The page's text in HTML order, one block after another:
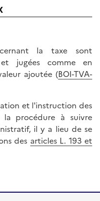
la taxe sont
et jugées comme en
ajoutée (BOI-TVA-
et l'instruction des
la procédure à suivre
il y a lieu de se
des articles L. 193 et